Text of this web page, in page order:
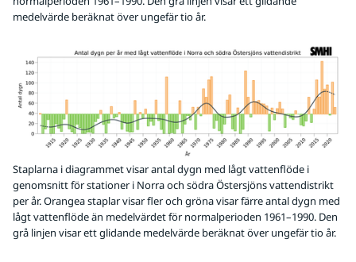
medelvärde beräknat över ungefär tio år.
Staplarna i diagrammet visar antal dygn med lågt vattenflöde i
genomsnitt för stationer i Norra och södra Östersjöns vattendistrikt
per år. Orangea staplar visar fler och gröna visar färre antal dygn med
lågt vattenflöde än medelvärdet för normalperioden 1961–1990. Den
grå linjen visar ett glidande medelvärde beräknat över ungefär tio år.